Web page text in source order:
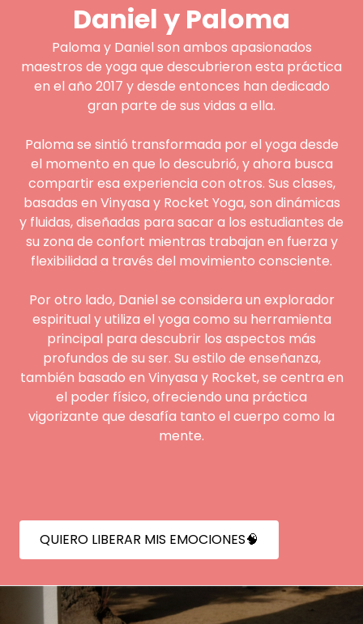
Daniel y Paloma
Paloma y Daniel son ambos apasionados
maestros de yoga que descubrieron esta práctica
en el año 2017 y desde entonces han dedicado
gran parte de sus vidas a ella.
Paloma se sintió transformada por el yoga desde
el momento en que lo descubrió, y ahora busca
compartir esa experiencia con otros. Sus clases,
basadas en Vinyasa y Rocket Yoga, son dinámicas
y fluidas, diseñadas para sacar a los estudiantes de
su zona de confort mientras trabajan en fuerza y
flexibilidad a través del movimiento consciente.
Por otro lado, Daniel se considera un explorador
espiritual y utiliza el yoga como su herramienta
principal para descubrir los aspectos más
profundos de su ser. Su estilo de enseñanza,
también basado en Vinyasa y Rocket, se centra en
el poder físico, ofreciendo una práctica
vigorizante que desafía tanto el cuerpo como la
mente.
QUIERO LIBERAR MIS EMOCIONES🧠